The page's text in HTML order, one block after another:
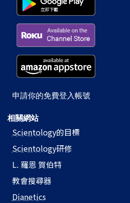
申請你的免費登入帳號
相關網站
Scientology的目標
Scientology研修
L. 羅恩 賀伯特
教會搜尋器
Dianetics